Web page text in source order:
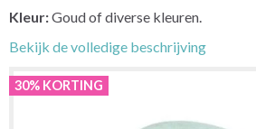
Kleur:Goud of diverse kleuren.
Bekijk de volledige beschrijving
30% KORTING